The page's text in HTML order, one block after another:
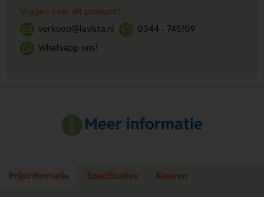
Vragen over dit product?
verkoop@lavista.nl
0344 - 745109
Whatsapp ons!
Meer informatie
Prijsinformatie Specificaties Kleuren